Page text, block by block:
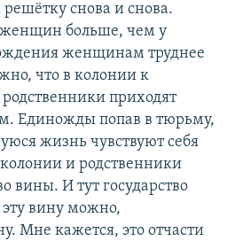
снова и снова.
больше, чем у
женщинам труднее
что в колонии к
приходят
Единожды попав в тюрьму,
жизнь чувствуют себя
и родственники
вины. И тут государство
эту вину можно,
Мне кажется, это отчасти